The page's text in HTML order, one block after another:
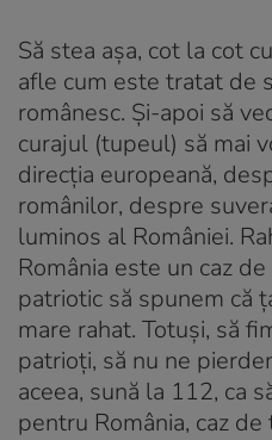
Să stea așa, cot la cot
afle cum este tratat de
românesc. Și-apoi să
curajul (tupeul) să mai
direcția europeană,
românilor, despre
luminos al României.
România este un caz
patriotic să spunem că
mare rahat. Totuși, să
patrioți, să nu ne
aceea, sună la 112, ca
pentru România, caz